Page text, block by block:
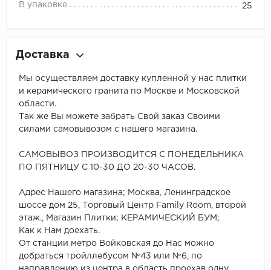
В упаковке 25
Доставка
Мы осуществляем доставку купленной у нас плитки
и керамического гранита по Москве и Московской
области.
Так же Вы можете забрать Свой заказ Своими
силами самовывозом с нашего магазина.
САМОВЫВОЗ ПРОИЗВОДИТСЯ С ПОНЕДЕЛЬНИКА
ПО ПЯТНИЦУ С 10-30 ДО 20-30 ЧАСОВ.
Адрес Нашего магазина; Москва, Ленинградское
шоссе дом 25, Торговый Центр Family Room, второй
этаж., Магазин Плитки; КЕРАМИЧЕСКИЙ БУМ;
Как к Нам доехать.
От станции метро Войковская до Нас можно
добраться тройллебусом №43 или №6, по